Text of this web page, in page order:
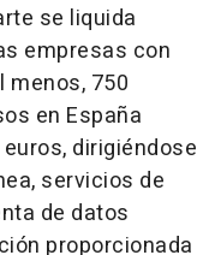
se liquida
empresas con
menos, 750
en España
dirigiéndose
servicios de
de datos
proporcionada